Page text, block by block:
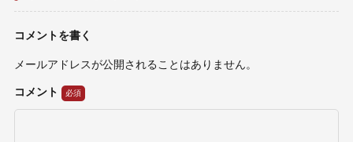
コメントを書く
メールアドレスが公開されることはありません。
コメント